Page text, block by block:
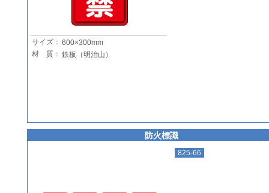
サイズ： 600×300mm
材 質： 鉄板（明治山）
防火標識
825-66